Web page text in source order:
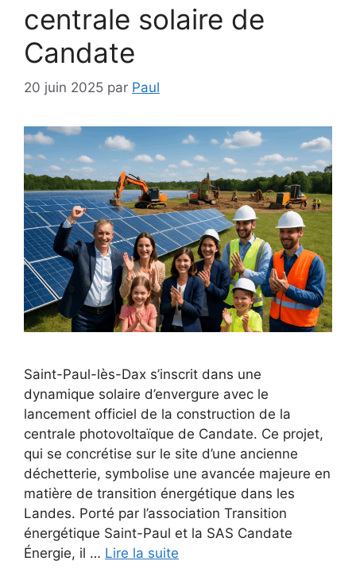
centrale solaire de
Candate
20 juin 2025 par Paul
Saint-Paul-lès-Dax s’inscrit dans une
dynamique solaire d’envergure avec le
lancement officiel de la construction de la
centrale photovoltaïque de Candate. Ce projet,
qui se concrétise sur le site d’une ancienne
déchetterie, symbolise une avancée majeure en
matière de transition énergétique dans les
Landes. Porté par l’association Transition
énergétique Saint-Paul et la SAS Candate
Énergie, il … Lire la suite